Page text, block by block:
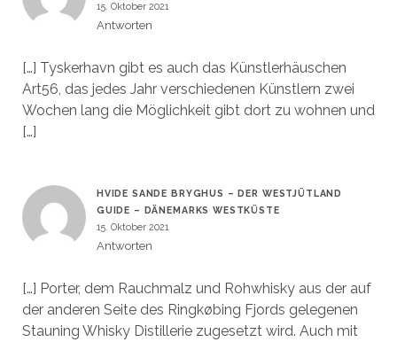
15. Oktober 2021
Antworten
[…] Tyskerhavn gibt es auch das Künstlerhäuschen
Art56, das jedes Jahr verschiedenen Künstlern zwei
Wochen lang die Möglichkeit gibt dort zu wohnen und
[…]
HVIDE SANDE BRYGHUS – DER WESTJÜTLAND
GUIDE – DÄNEMARKS WESTKÜSTE
15. Oktober 2021
Antworten
[…] Porter, dem Rauchmalz und Rohwhisky aus der auf
der anderen Seite des Ringkøbing Fjords gelegenen
Stauning Whisky Distillerie zugesetzt wird. Auch mit